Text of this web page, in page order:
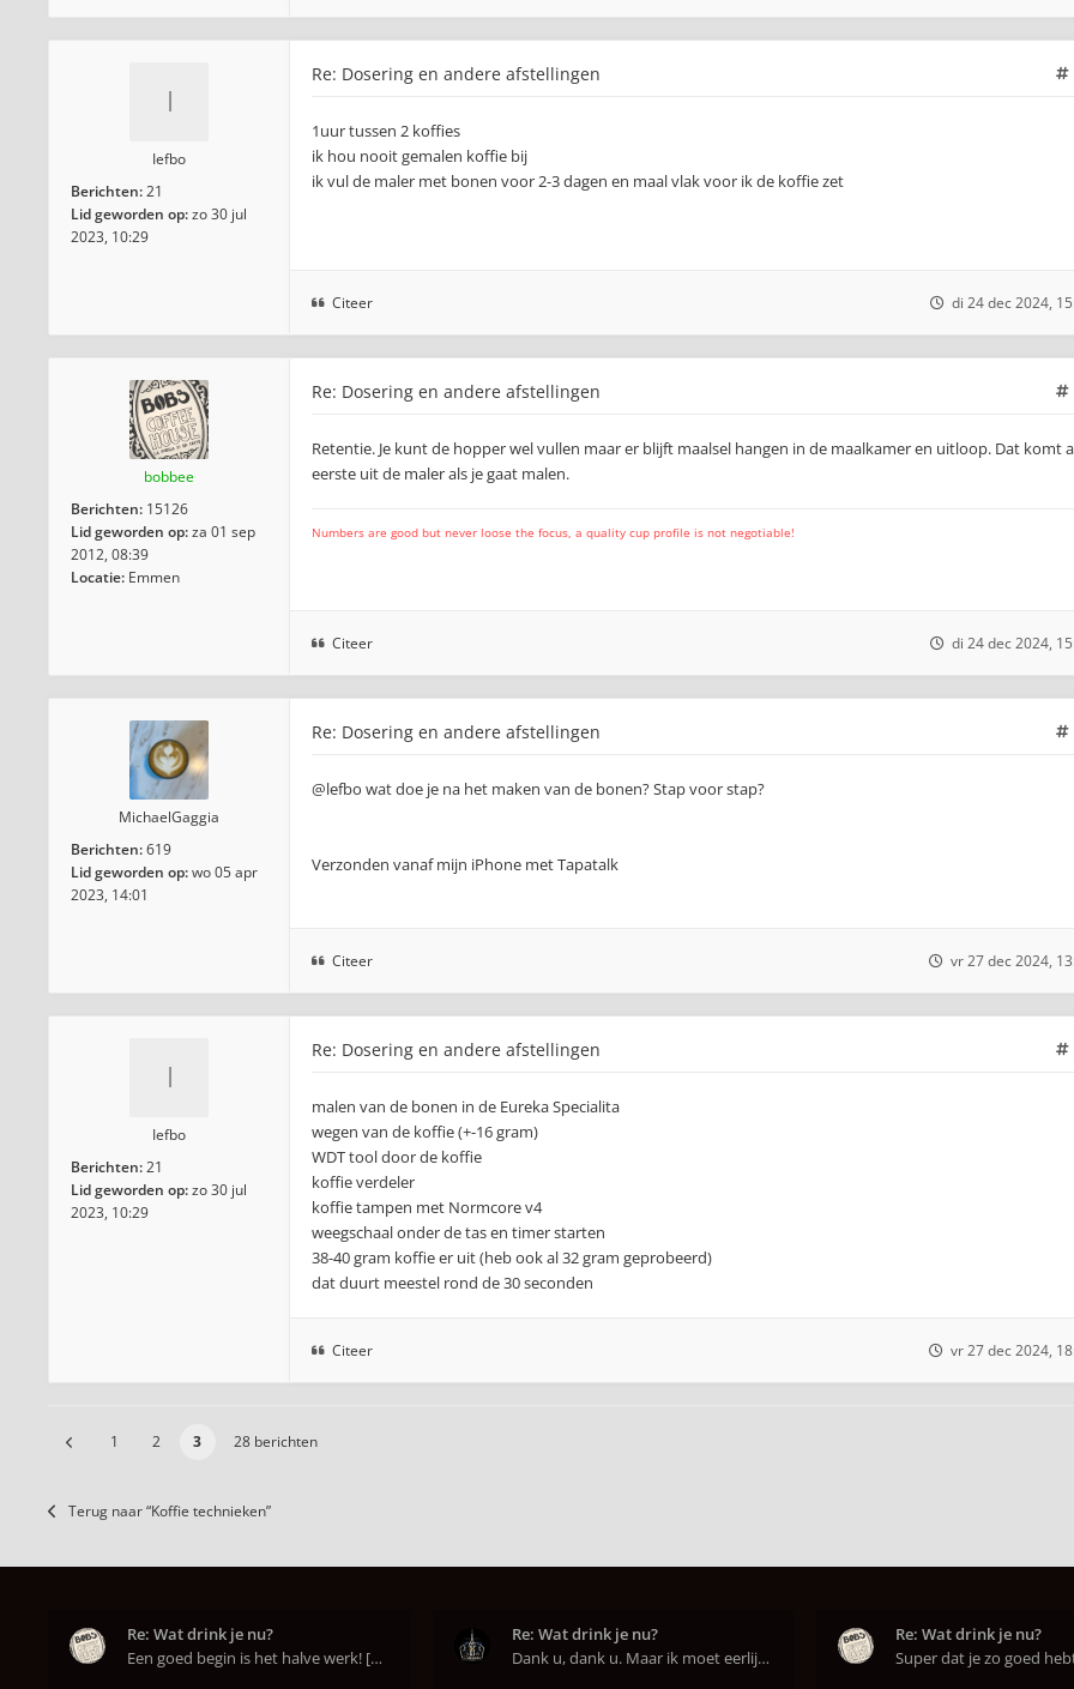
Iefbo
Berichten:21
Lid geworden op:zo 30 jul
2023, 10:29
Re: Dosering en andere afstellingen
1uur tussen 2 koffies
ik hou nooit gemalen koffie bij
ik vul de maler met bonen voor 2-3 dagen en maal vlak voor ik de koffie zet
Citeer di 24 dec 2024,
bobbee
Berichten: 15126
Lid geworden op:za 01 sep
2012, 08:39
Locatie: Emmen
Re: Dosering en andere afstellingen
Retentie. Je kunt de hopper wel vullen maar er blijft maalsel hangen in de maalkamer en uitloop. Dat komt
eerste uit de maler als je gaat malen.
Numbers are good but never loose the focus, a quality cup profile is not negotiable!
Citeer di 24 dec 2024,
MichaelGaggia
Berichten:619
Lid geworden op:wo 05 apr
2023, 14:01
Re: Dosering en andere afstellingen
@lefbo wat doe je na het maken van de bonen? Stap voor stap?
Verzonden vanaf mijn iPhone met Tapatalk
Citeer vr 27 dec 2024,
Iefbo
Berichten:21
Lid geworden op:zo 30 jul
2023, 10:29
Re: Dosering en andere afstellingen
malen van de bonen in de Eureka Specialita
wegen van de koffie (+-16 gram)
WDT tool door de koffie
koffie verdeler
koffie tampen met Normcore v4
weegschaal onder de tas en timer starten
38-40 gram koffie er uit (heb ook al 32 gram geprobeerd)
dat duurt meestel rond de 30 seconden
Citeer vr 27 dec 2024,
1 2 3 28 berichten
Terug naar “Koffie technieken”
Re: Wat drink je nu?
Een goed begin is het halve werk! [emoji6]
Re: Wat drink je nu?
Dank u, dank u. Maar ik moet eerlijk bekennen da
Re: Wat drink je nu?